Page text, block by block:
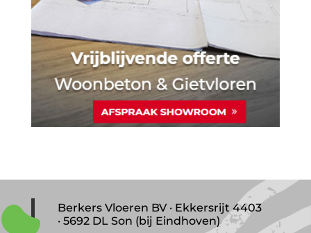
Berkers Vloeren BV · Ekkersrijt 4403
· 5692 DL Son (bij Eindhoven)